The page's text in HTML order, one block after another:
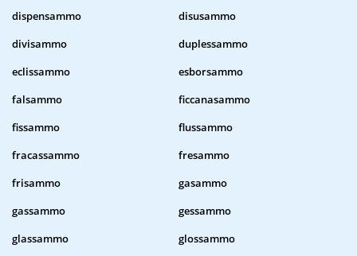
dispensammo
disusammo
divisammo
duplessammo
eclissammo
esborsammo
falsammo
ficcanasammo
fissammo
flussammo
fracassammo
fresammo
frisammo
gasammo
gassammo
gessammo
glassammo
glossammo